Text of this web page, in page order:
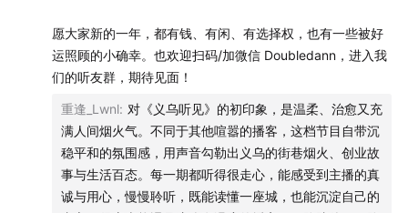
愿大家新的一年，都有钱、有闲、有选择权，也有一些被好
运照顾的小确幸。也欢迎扫码/加微信 Doubledann，进入我
们的听友群，期待见面！
重逢_Lwnl: 对《义乌听见》的初印象，是温柔、治愈又充
满人间烟火气。不同于其他喧嚣的播客，这档节目自带沉
稳平和的氛围感，用声音勾勒出义乌的街巷烟火、创业故
事与生活百态。每一期都听得很走心，能感受到主播的真
诚与用心，慢慢聆听，既能读懂一座城，也能沉淀自己的